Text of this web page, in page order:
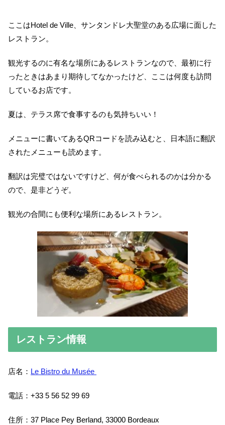
ここはHotel de Ville、サンタンドレ大聖堂のある広場に面した
レストラン。
観光するのに有名な場所にあるレストランなので、最初に行
ったときはあまり期待してなかったけど、ここは何度も訪問
しているお店です。
夏は、テラス席で食事するのも気持ちいい！
メニューに書いてあるQRコードを読み込むと、日本語に翻訳
されたメニューも読めます。
翻訳は完璧ではないですけど、何が食べられるのかは分かる
ので、是非どうぞ。
観光の合間にも便利な場所にあるレストラン。
レストラン情報
店名： Le Bistro du Musée
電話：+33 5 56 52 99 69
住所：37 Place Pey Berland, 33000 Bordeaux